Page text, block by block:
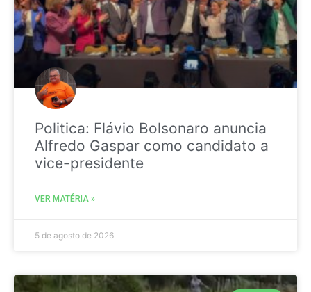
Politica: Flávio Bolsonaro anuncia
Alfredo Gaspar como candidato a
vice-presidente
VER MATÉRIA »
5 de agosto de 2026